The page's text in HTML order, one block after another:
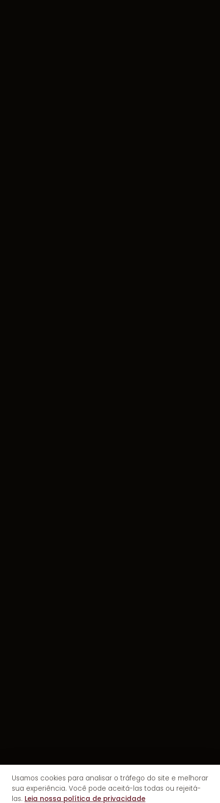
Usamos cookies para analisar o tráfego do site e melhorar
sua experiência. Você pode aceitá-las todas ou rejeitá-
las. Leia nossa política de privacidade